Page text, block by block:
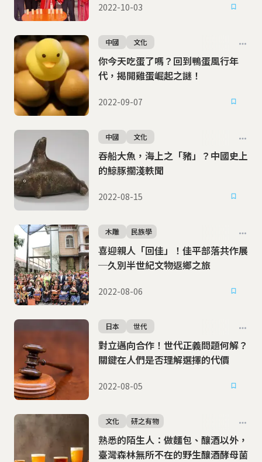
2022-10-03
你今天吃蛋了嗎？回到鴨蛋風行年
代，揭開雞蛋崛起之謎！
中國 文化
2022-09-07
吞船大魚，海上之「豬」？中國史上
的鯨豚擱淺軼聞
中國 文化
2022-08-15
喜迎親人「回佳」！佳平部落共作展
─久別半世紀文物返鄉之旅
木雕 民族學
2022-08-06
對立邁向合作！世代正義問題何解？
關鍵在人們是否理解選擇的代價
日本 世代
2022-08-05
熟悉的陌生人：做麵包、釀酒以外，
臺灣森林無所不在的野生釀酒酵母菌
文化 研之有物